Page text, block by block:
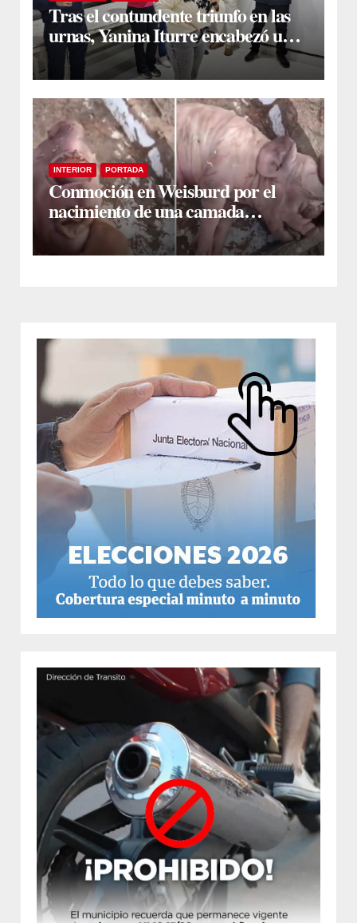
Tras el contundente triunfo en las
urnas, Yanina Iturre encabezó un
encuentro con vecinos y dirigentes
en Fernández
INTERIOR PORTADA
Conmoción en Weisburd por el
nacimiento de una camada
lechones con graves deformaciones